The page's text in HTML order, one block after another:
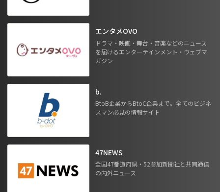
エンタメOVO
ドラマ・映画・舞台・音楽などのニュース
を届けるエンターテインメント・ウェブマ
ガジン
b.
BtoB企業からBtoC企業まで。全てのビジネ
スマン必見の情報サイト
47NEWS
全国47都道府県・52参加新聞社と共同通信
の内外ニュース